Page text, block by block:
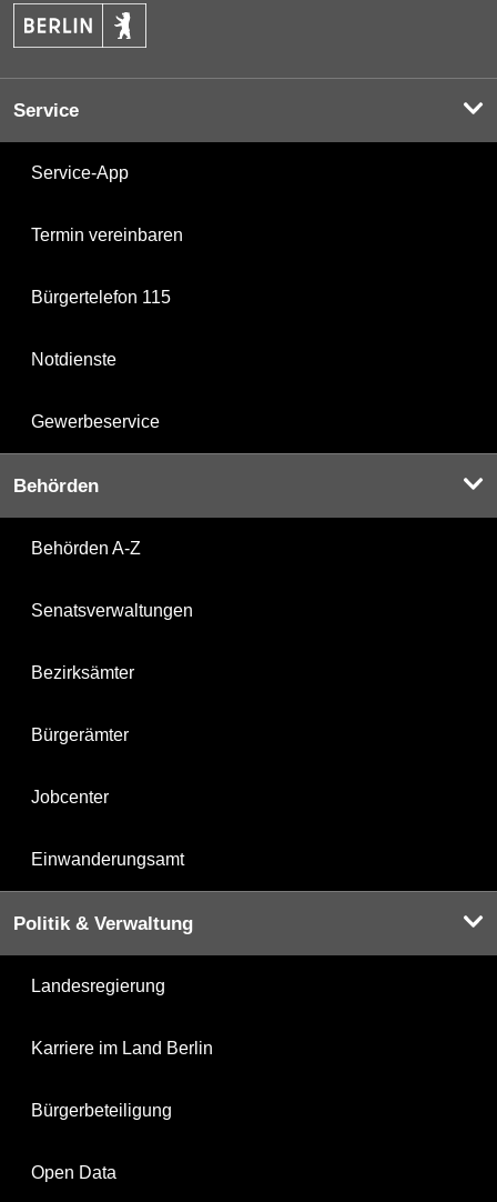
Service
Service-App
Termin vereinbaren
Bürgertelefon 115
Notdienste
Gewerbeservice
Behörden
Behörden A-Z
Senatsverwaltungen
Bezirksämter
Bürgerämter
Jobcenter
Einwanderungsamt
Politik & Verwaltung
Landesregierung
Karriere im Land Berlin
Bürgerbeteiligung
Open Data